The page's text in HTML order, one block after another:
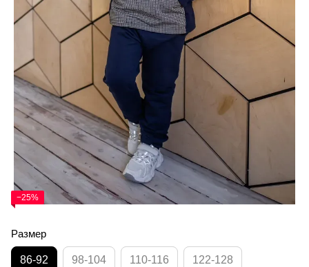
−25%
Размер
86-92 98-104 110-116 122-128